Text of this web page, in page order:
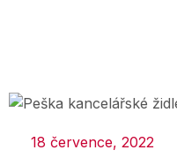
18 července, 2022